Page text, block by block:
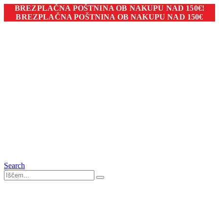
BREZPLAČNA POŠTNINA OB NAKUPU NAD 150€!
BREZPLAČNA POŠTNINA OB NAKUPU NAD 150€
Search